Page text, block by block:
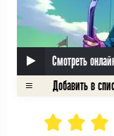
Смотреть